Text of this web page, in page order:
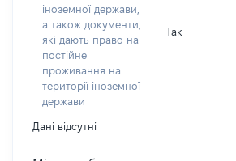
іноземної держави,
а також документи,
які дають право на
постійне
проживання на
території іноземної
держави
Так
Дані відсутні